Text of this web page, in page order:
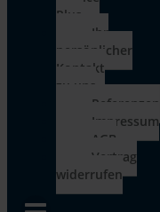
Plus
Ihr
persönlicher
Kontakt
zu uns
Referenzen
Impressum
AGB
Vertrag
widerrufen